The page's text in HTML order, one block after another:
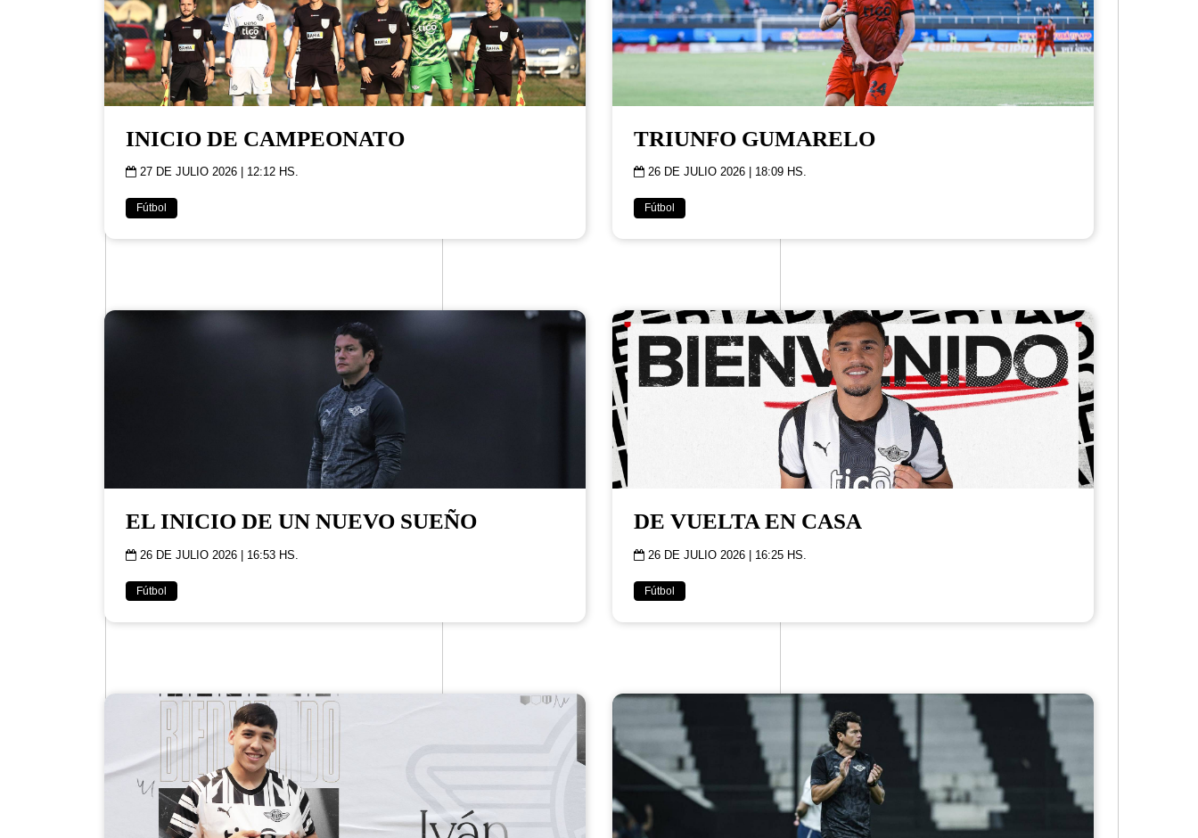
INICIO DE CAMPEONATO
27 DE JULIO 2026 | 12:12 HS.
Fútbol
TRIUNFO GUMARELO
26 DE JULIO 2026 | 18:09 HS.
Fútbol
EL INICIO DE UN NUEVO SUEÑO
26 DE JULIO 2026 | 16:53 HS.
Fútbol
DE VUELTA EN CASA
26 DE JULIO 2026 | 16:25 HS.
Fútbol